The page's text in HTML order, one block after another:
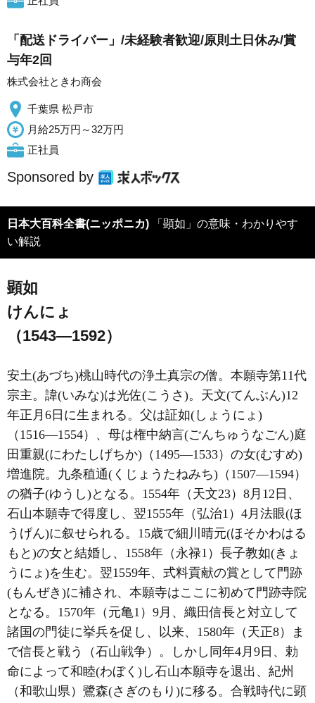
「配送ドライバー」/未経験者歓迎/原則土日休み/賞
与年2回
株式会社ときわ商会
千葉県 松戸市
月給25万円～32万円
正社員
Sponsored by
日本大百科全書(ニッポニカ)
い解説
顕如
けんにょ
（1543―1592）
安土(あづち)桃山時代の浄土真宗の僧。本願寺第11代
宗主。諱(いみな)は光佐(こうさ)。天文(てんぶん)12
年正月6日に生まれる。父は証如(しょうにょ)
（1516―1554）、母は権中納言(ごんちゅうなごん)庭
田重親(にわたしげちか)（1495―1533）の女(むすめ)
増進院。九条稙通(くじょうたねみち)（1507―1594）
の猶子(ゆうし)となる。1554年（天文23）8月12日、
石山本願寺で得度し、翌1555年（弘治1）4月法眼(ほ
うげん)に叙せられる。15歳で細川晴元(ほそかわはる
もと)の女と結婚し、1558年（永禄1）長子教如(きょ
うにょ)を生む。翌1559年、式料貢献の賞として門跡
(もんぜき)に補され、本願寺はここに初めて門跡寺院
となる。1570年（元亀1）9月、織田信長と対立して
諸国の門徒に挙兵を促し、以来、1580年（天正8）ま
で信長と戦う（石山戦争）。しかし同年4月9日、勅
命によって和睦(わぼく)し石山本願寺を退出、紀州
（和歌山県）鷺森(さぎのもり)に移る。合戦時代に顕